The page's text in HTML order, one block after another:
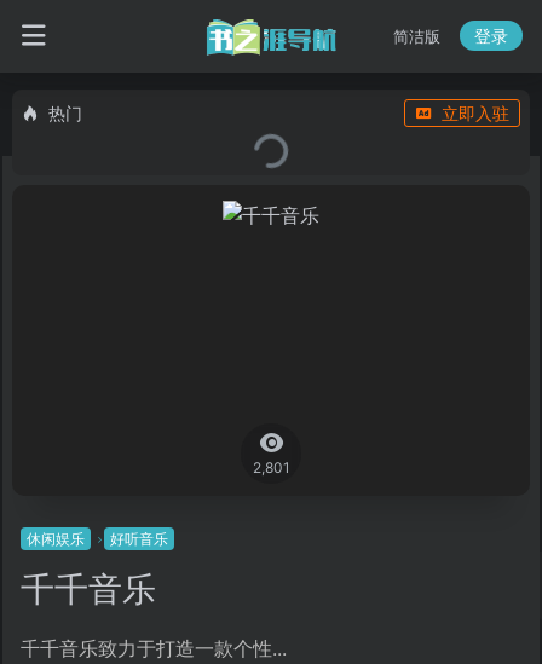
简洁版 登录
热门 立即入驻
2,801
休闲娱乐 好听音乐
千千音乐
千千音乐致力于打造一款个性...